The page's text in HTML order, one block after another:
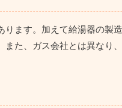
ります。加えて給湯器の製
た、ガス会社とは異なり